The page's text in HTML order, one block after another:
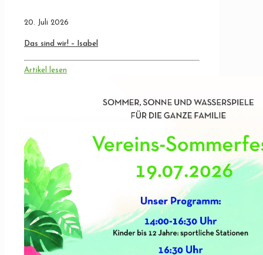
20. Juli 2026
Das sind wir! – Isabel
Artikel lesen